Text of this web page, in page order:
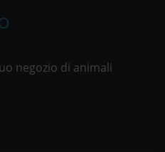
negozio di animali